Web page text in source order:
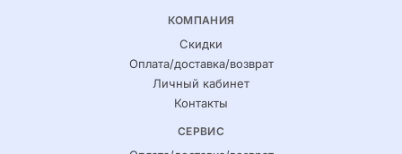
КОМПАНИЯ
Скидки
Оплата/доставка/возврат
Личный кабинет
Контакты
СЕРВИС